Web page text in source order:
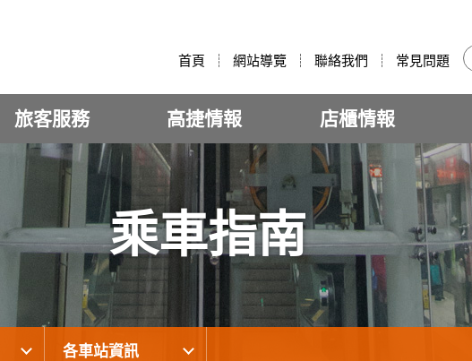
首頁 網站導覽 聯絡我們 常見問題
旅客服務 高捷情報 店櫃情報
乘車指南
各車站資訊